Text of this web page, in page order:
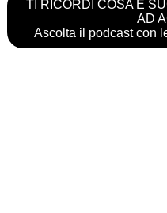
TI RICORDI COSA È
AD
Ascolta il podcast con